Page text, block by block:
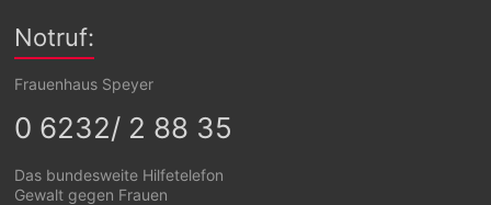
Notruf:
Frauenhaus Speyer
0 6232/ 2 88 35
Das bundesweite Hilfetelefon
Gewalt gegen Frauen